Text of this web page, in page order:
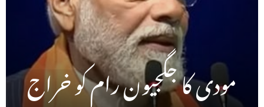
مودی کا جگجیون رام کو خراج